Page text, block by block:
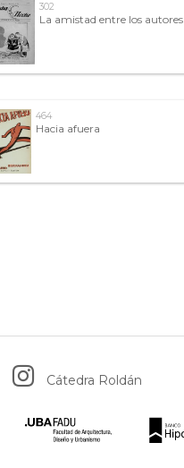
302
La amistad entre los autores
464
Hacia afuera
Cátedra Roldán